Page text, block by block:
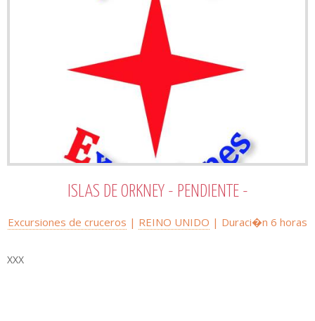
ISLAS DE ORKNEY - PENDIENTE -
Excursiones de cruceros | REINO UNIDO | Duraci�n 6 horas
XXX